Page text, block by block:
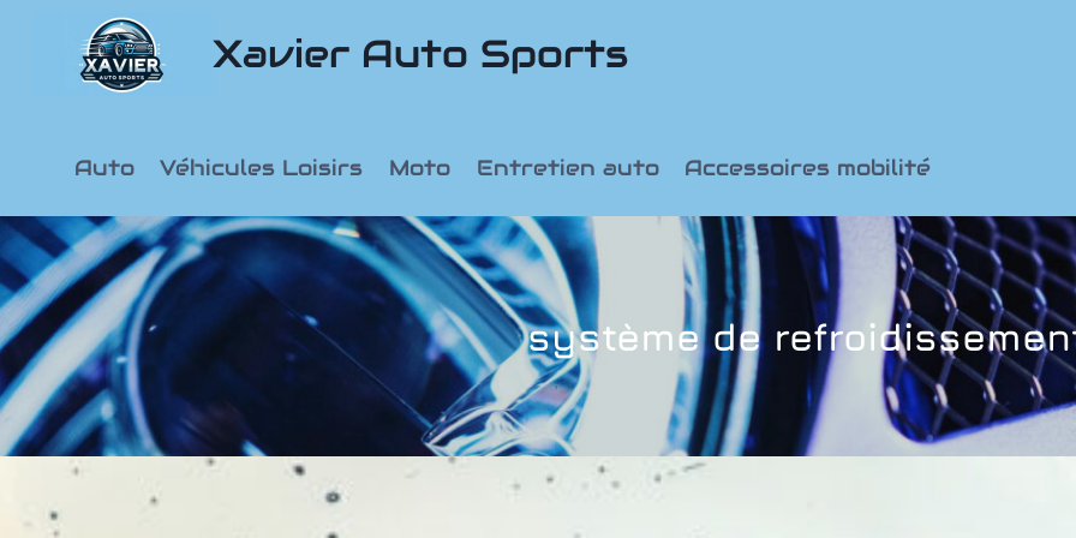
contenu
Xavier Auto Sports
Auto Véhicules Loisirs Moto Entretien auto Accessoires mobilité
système de